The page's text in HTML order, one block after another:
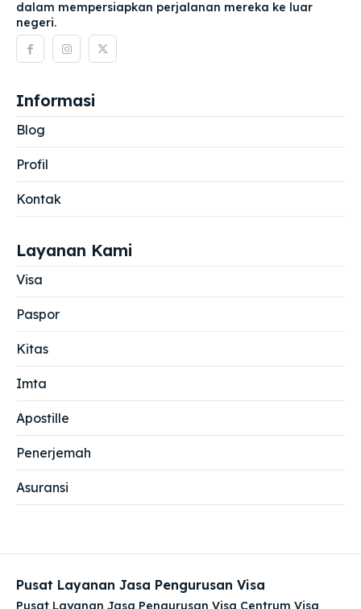
dalam mempersiapkan perjalanan mereka ke luar
negeri.
Informasi
Blog
Profil
Kontak
Layanan Kami
Visa
Paspor
Kitas
Imta
Apostille
Penerjemah
Asuransi
Pusat Layanan Jasa Pengurusan Visa
Pusat Layanan Jasa Pengurusan Visa Centrum Visa